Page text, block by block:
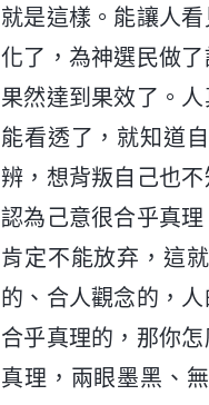
就是這樣。能讓人
化了，為神選民做
果然達到果效了。
能看透了，就知道
辨，想背叛自己也
認為己意很合乎真
肯定不能放弃，這
的、合人觀念的，
合乎真理的，那你
真理，兩眼墨黑、